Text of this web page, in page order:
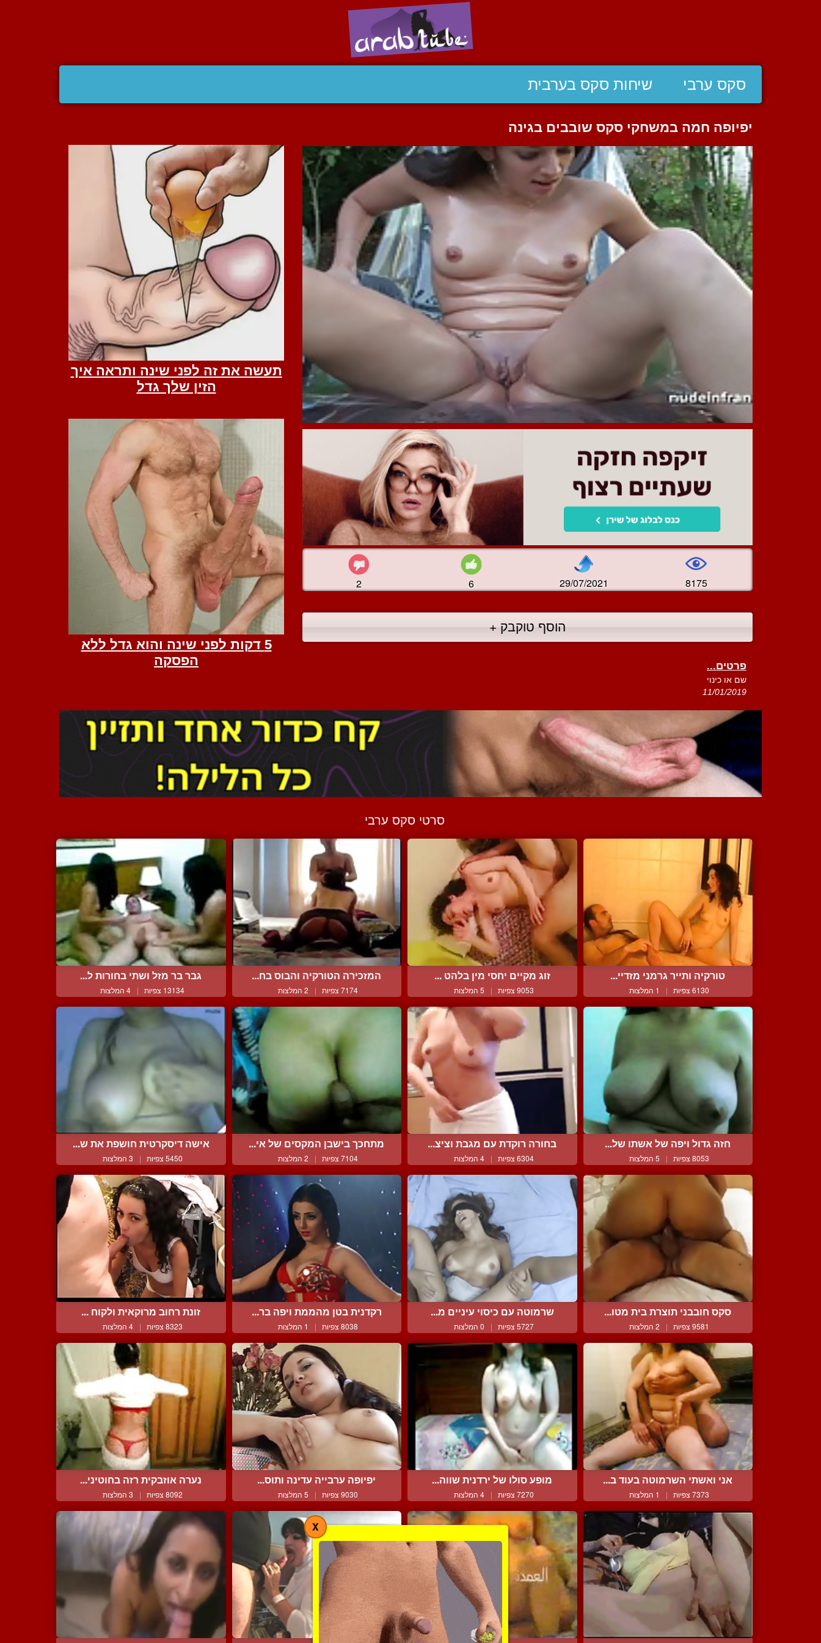
סקס ערבי שיחות סקס בערבית
יפיופה חמה במשחקי סקס שובבים בגינה
2 6 29/07/2021 8175
הוסף טוקבק +
פרטים...
שם או כינוי
11/01/2019
סרטי סקס ערבי
טורקיה ותייר גרמני מזדיי...
6130 צפיות | 1 המלצות
זוג מקיים יחסי מין בלהט ...
9053 צפיות | 5 המלצות
המזכירה הטורקיה והבוס בח...
7174 צפיות | 2 המלצות
גבר בר מזל ושתי בחורות ל...
13134 צפיות | 4 המלצות
חזה גדול ויפה של אשתו של...
8053 צפיות | 5 המלצות
בחורה רוקדת עם מגבת וציצ...
6304 צפיות | 4 המלצות
מתחכך בישבן המקסים של אי...
7104 צפיות | 2 המלצות
אישה דיסקרטית חושפת את ש...
5450 צפיות | 3 המלצות
סקס חובבני תוצרת בית מטו...
9581 צפיות | 2 המלצות
שרמוטה עם כיסוי עיניים מ...
5727 צפיות | 0 המלצות
רקדנית בטן מהממת ויפה בר...
8038 צפיות | 1 המלצות
זונת רחוב מרוקאית ולקוח ...
8323 צפיות | 4 המלצות
אני ואשתי השרמוטה בעוד ב...
7373 צפיות | 1 המלצות
מופע סולו של ירדנית שווה...
7270 צפיות | 4 המלצות
יפיופה ערבייה עדינה ותוס...
9030 צפיות | 5 המלצות
נערה אוזבקית רזה בחוטיני...
8092 צפיות | 3 המלצות
X